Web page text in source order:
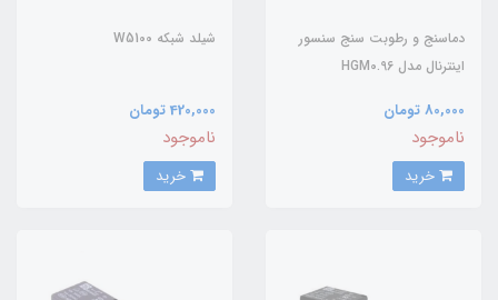
دماسنج و رطوبت سنج سنسور
اینترنال مدل HGM0.96
80,000 تومان
ناموجود
شیلد شبکه W5100
420,000 تومان
ناموجود